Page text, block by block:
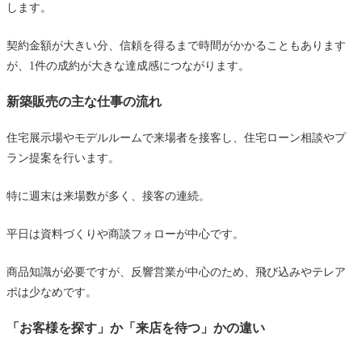
します。
契約金額が大きい分、信頼を得るまで時間がかかることもあります
が、1件の成約が大きな達成感につながります。
新築販売の主な仕事の流れ
住宅展示場やモデルルームで来場者を接客し、住宅ローン相談やプ
ラン提案を行います。
特に週末は来場数が多く、接客の連続。
平日は資料づくりや商談フォローが中心です。
商品知識が必要ですが、反響営業が中心のため、飛び込みやテレア
ポは少なめです。
「お客様を探す」か「来店を待つ」かの違い